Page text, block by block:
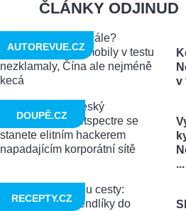
ČLÁNKY ODJINUD
v
AUTOREVUE.CZ
...
DOUPĚ.CZ
RECEPTY.CZ